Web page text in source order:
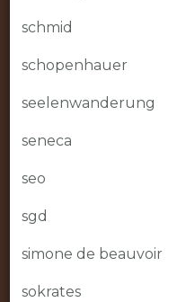
schmid
schopenhauer
seelenwanderung
seneca
seo
sgd
simone de beauvoir
sokrates